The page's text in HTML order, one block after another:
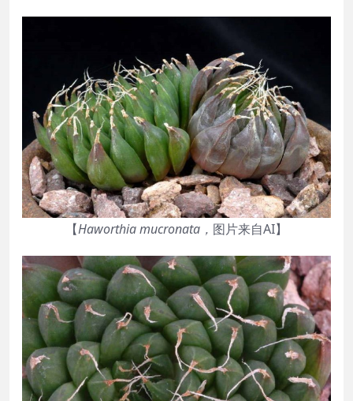
【Haworthiamucronata ， 图片来自AI】